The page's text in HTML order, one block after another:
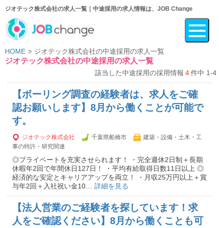
ジオテック株式会社の求人一覧｜中途採用の求人情報は、JOB Change
HOME ジオテック株式会社の中途採用の求人一覧
ジオテック株式会社の中途採用の求人一覧
該当した中途採用の採用情報 4件中 1-4
【ボーリング調査の経験者は、求人をご確
認お願いします】8月から働くことが可能で
す。
ジオテック株式会社 千葉県船橋市
建築・設備・土木・工
事の特許・研究関連
◎プライベートを充実させられます！ ・完全週休2日制＋長期
休暇年2回で年間休日127日！ ・平均有給取得日数11日以上 ◎
経済的な安定とキャリアアップを両立！ ・月収25万円以上＋賞
与年2回＋入社祝い金10… 詳細を見る
【法人営業のご経験者を探しています！求
人をご確認ください】8月から働くことも可